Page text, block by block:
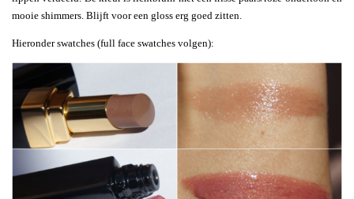
mooie shimmers. Blijft voor een gloss erg goed zitten.
Hieronder swatches (full face swatches volgen):